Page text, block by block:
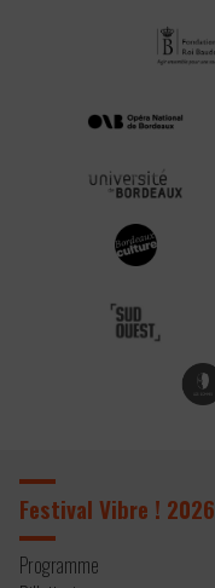
Festival Vibre ! 2026
Programme